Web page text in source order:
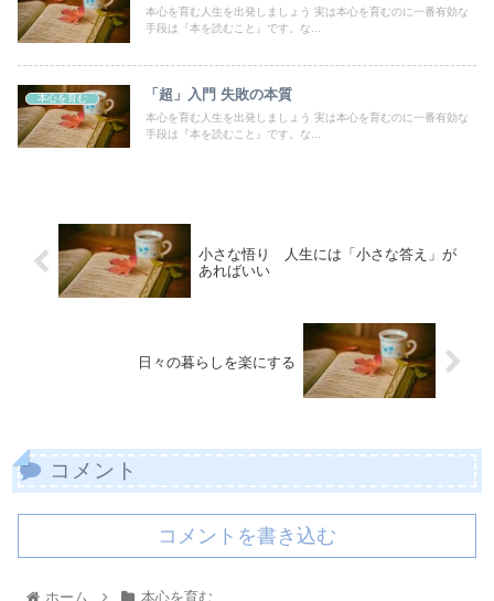
本心を育む人生を出発しましょう 実は本心を育むのに一番有効な
手段は『本を読むこと』です。な...
本心を育む 「超」入門 失敗の本質
本心を育む人生を出発しましょう 実は本心を育むのに一番有効な
手段は『本を読むこと』です。な...
小さな悟り 人生には「小さな答え」が
あればいい
日々の暮らしを楽にする
コメント
コメントを書き込む
ホーム 本心を育む